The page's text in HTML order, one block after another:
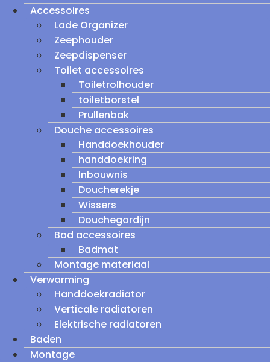
Accessoires
Lade Organizer
Zeephouder
Zeepdispenser
Toilet accessoires
Toiletrolhouder
toiletborstel
Prullenbak
Douche accessoires
Handdoekhouder
handdoekring
Inbouwnis
Doucherekje
Wissers
Douchegordijn
Bad accessoires
Badmat
Montage materiaal
Verwarming
Handdoekradiator
Verticale radiatoren
Elektrische radiatoren
Baden
Montage